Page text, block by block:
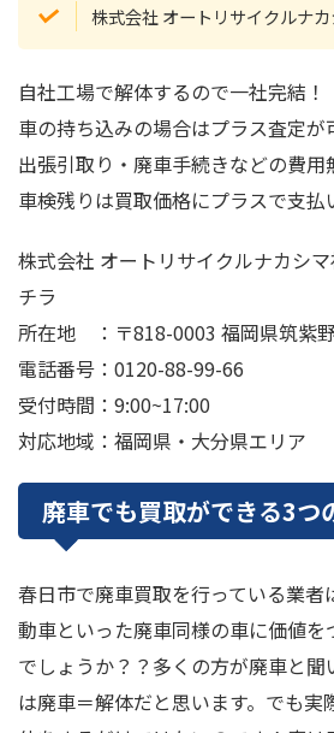
株式会社 オートリサイクルナ
自社工場で解体するので一社完結！
車の持ち込みの場合はプラス査定が
出張引取り・廃車手続きなどの費用
車検残りは買取価格にプラスで支払
株式会社 オートリサイクルナカシ
チラ
所在地 ：〒818-0003 福岡県筑紫
電話番号：0120-88-99-66
受付時間：9:00~17:00
対応地域：福岡県・大分県エリア
廃車でも買取ができる3つ
春日市で廃車買取を行っている業者
動車といった廃車同様の車に価値
でしょうか？？多くの方が廃車と聞
は廃車＝解体だと思います。でも実